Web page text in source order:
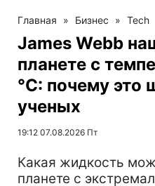
Главная » Бизнес » Tech
James Webb
планете с
°C: почему это
ученых
19:12 07.08.2026 Пт
Какая жидкость
планете с